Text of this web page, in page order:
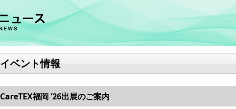
イベント情報
CareTEX福岡 ’26出展のご案内